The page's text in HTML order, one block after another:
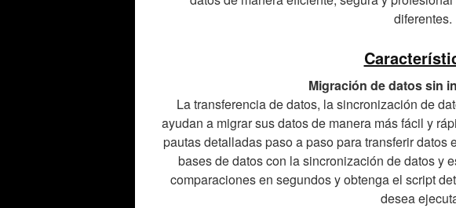
diferentes.
Migración de datos sin
La transferencia de datos, la sincronización de
ayudan a migrar sus datos de manera más fácil y
pautas detalladas paso a paso para transferir
bases de datos con la sincronización de datos y
comparaciones en segundos y obtenga el script
desea